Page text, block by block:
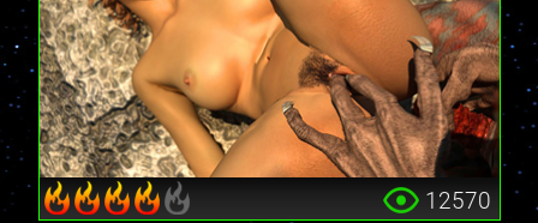
12570